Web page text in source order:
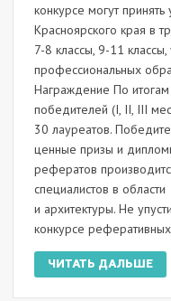
конкурсе могут
Красноярского края в
7-8 классы, 9-11
профессиональных
Награждение По
победителей (I, II, III
30 лауреатов.
ценные призы и
рефератов
специалистов в
и архитектуры. Не
конкурсе
ЧИТАТЬ ДАЛЬШЕ